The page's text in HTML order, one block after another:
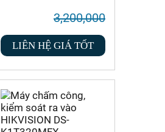
3,200,000
LIÊN HỆ GIÁ TỐT